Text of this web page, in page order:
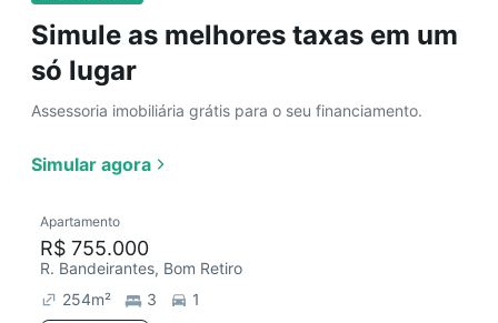
Simule as melhores taxas em um
só lugar
Assessoria imobiliária grátis para o seu financiamento.
Simular agora
Apartamento
R$ 755.000
R. Bandeirantes, Bom Retiro
254m² 3
1